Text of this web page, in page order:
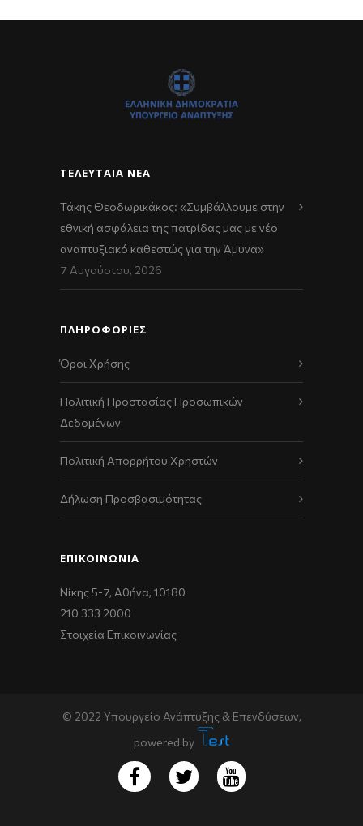
ΤΕΛΕΥΤΑΊΑ ΝΈΑ
Τάκης Θεοδωρικάκος: «Συμβάλλουμε στην
εθνική ασφάλεια της πατρίδας μας με νέο
αναπτυξιακό καθεστώς για την Άμυνα»
7 Αυγούστου, 2026
ΠΛΗΡΟΦΟΡΙΕΣ
Όροι Χρήσης
Πολιτική Προστασίας Προσωπικών
Δεδομένων
Πολιτική Απορρήτου Χρηστών
Δήλωση Προσβασιμότητας
ΕΠΙΚΟΙΝΩΝΊΑ
Νίκης 5-7, Αθήνα, 10180
210 333 2000
Στοιχεία Επικοινωνίας
© 2022 Υπουργείο Ανάπτυξης & Επενδύσεων,
powered by